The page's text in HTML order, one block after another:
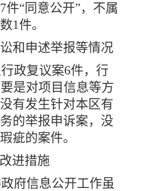
件“同意公开”，不属
1件。
申述举报等情况
政复议案6件，行
是对项目信息等方
有发生针对本区有
的举报申诉案，没
疵的案件。
进措施
信息公开工作虽